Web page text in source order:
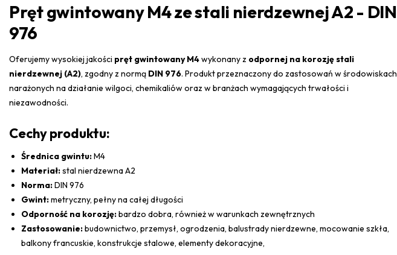
Pręt gwintowany M4 ze stali nierdzewnej A2 - DIN
976
Oferujemy wysokiej jakości pręt gwintowany M4wykonany z odpornej na korozję stali
nierdzewnej (A2), zgodny z normą DIN 976. Produkt przeznaczony do zastosowań w środowiskach
narażonych na działanie wilgoci, chemikaliów oraz w branżach wymagających trwałości i
niezawodności.
Cechy produktu:
Średnica gwintu:M4
Materiał:stal nierdzewna A2
Norma:DIN 976
Gwint:metryczny, pełny na całej długości
Odporność na korozję:bardzo dobra, również w warunkach zewnętrznych
Zastosowanie:budownictwo, przemysł, ogrodzenia, balustrady nierdzewne, mocowanie szkła,
balkony francuskie, konstrukcje stalowe, elementy dekoracyjne,